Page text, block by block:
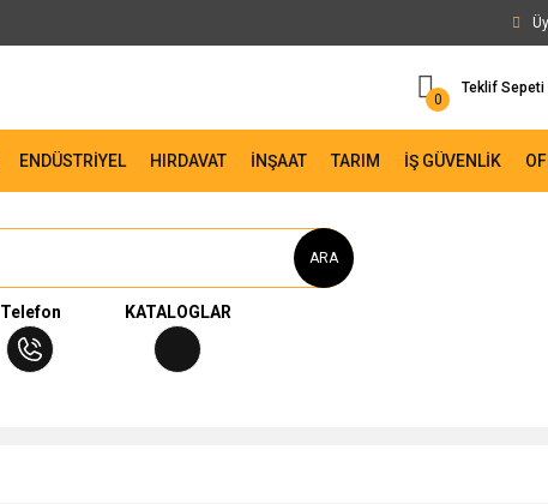
0
Teklif Sepeti
ENDÜSTRİYEL HIRDAVAT İNŞAAT TARIM İŞ GÜVENLİK
ARA
Telefon KATALOGLAR